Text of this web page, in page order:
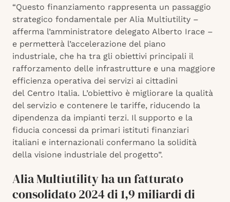
“Questo finanziamento rappresenta un passaggio
strategico fondamentale per Alia Multiutility –
afferma l’amministratore delegato Alberto Irace –
e permetterà l’accelerazione del piano
industriale, che ha tra gli obiettivi principali il
rafforzamento delle infrastrutture e una maggiore
efficienza operativa dei servizi ai cittadini
del Centro Italia. L’obiettivo è migliorare la qualità
del servizio e contenere le tariffe, riducendo la
dipendenza da impianti terzi. Il supporto e la
fiducia concessi da primari istituti finanziari
italiani e internazionali confermano la solidità
della visione industriale del progetto”.
Alia Multiutility ha un fatturato
consolidato 2024 di 1,9 miliardi di